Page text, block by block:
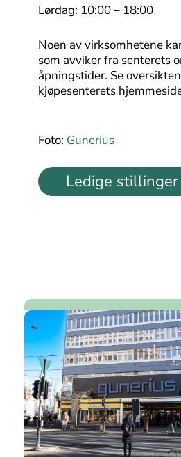
Lørdag: 10:00 – 18:00
Noen av virksomhetene
som avviker fra senterets
åpningstider. Se
kjøpesenterets
Foto: Gunerius
Ledige stillinger